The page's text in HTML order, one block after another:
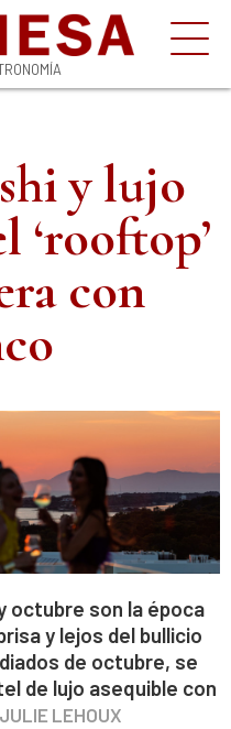
y lujo
‘rooftop’
con
octubre son la época
y lejos del bullicio
de octubre, se
de lujo asequible con
JULIE LEHOUX